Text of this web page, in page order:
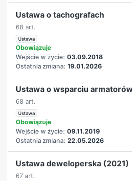
Ustawa o tachografach
68 art.
Ustawa
Obowiązuje
Wejście w życie: 03.09.2018
Ostatnia zmiana: 19.01.2026
Ustawa o wsparciu
68 art.
Ustawa
Obowiązuje
Wejście w życie: 09.11.2019
Ostatnia zmiana: 22.05.2026
Ustawa deweloperska (2021)
67 art.